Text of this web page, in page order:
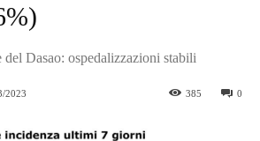
Dasao: ospedalizzazioni stabili
2023 0
385